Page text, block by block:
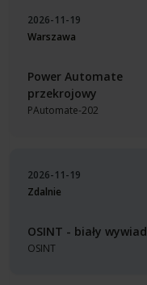
2026-11-19
Warszawa
Power Automate
przekrojowy
PAutomate-202
2026-11-19
Zdalnie
OSINT - biały wywiad
OSINT